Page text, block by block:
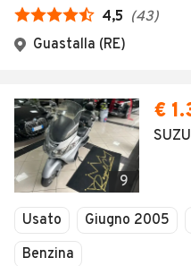
4,5 (43)
Guastalla (RE)
9
€
Usato Giugno 2005
Benzina